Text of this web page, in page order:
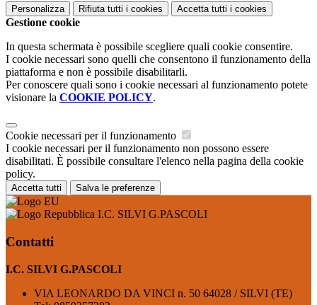
Personalizza Rifiuta tutti i cookies Accetta tutti i cookies
Gestione cookie
In questa schermata è possibile scegliere quali cookie consentire.
I cookie necessari sono quelli che consentono il funzionamento della
piattaforma e non è possibile disabilitarli.
Per conoscere quali sono i cookie necessari al funzionamento potete
visionare la COOKIE POLICY.
Cookie necessari per il funzionamento
I cookie necessari per il funzionamento non possono essere
disabilitati. È possibile consultare l'elenco nella pagina della cookie
policy.
Accetta tutti Salva le preferenze
I.C. SILVI G.PASCOLI
Contatti
I.C. SILVI G.PASCOLI
VIA LEONARDO DA VINCI n. 50 64028 / SILVI (TE)